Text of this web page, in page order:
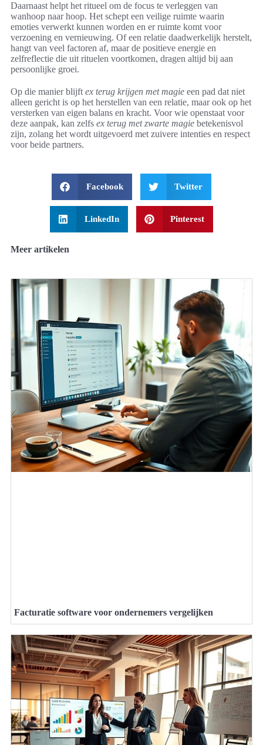
Daarnaast helpt het ritueel om de focus te verleggen van
wanhoop naar hoop. Het schept een veilige ruimte waarin
emoties verwerkt kunnen worden en er ruimte komt voor
verzoening en vernieuwing. Of een relatie daadwerkelijk herstelt,
hangt van veel factoren af, maar de positieve energie en
zelfreflectie die uit rituelen voortkomen, dragen altijd bij aan
persoonlijke groei.
Op die manier blijft ex terug krijgen met magie een pad dat niet
alleen gericht is op het herstellen van een relatie, maar ook op het
versterken van eigen balans en kracht. Voor wie openstaat voor
deze aanpak, kan zelfs ex terug met zwarte magie betekenisvol
zijn, zolang het wordt uitgevoerd met zuivere intenties en respect
voor beide partners.
Facebook Twitter
LinkedIn Pinterest
Meer artikelen
Facturatie software voor ondernemers vergelijken